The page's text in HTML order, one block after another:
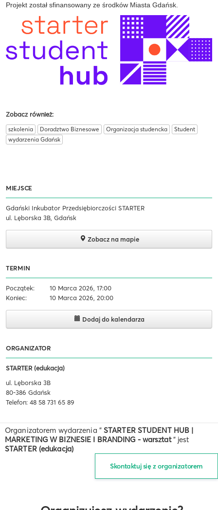
Projekt został sfinansowany ze środków Miasta Gdańsk.
Zobacz również:
szkolenia Doradztwo Biznesowe Organizacja studencka
Student
wydarzenia Gdańsk
MIEJSCE
Gdański Inkubator Przedsiębiorczości STARTER
ul. Lęborska 3B, Gdańsk
Zobacz na mapie
TERMIN
Początek:
10 Marca 2026, 17:00
Koniec:
10 Marca 2026, 20:00
Dodaj do kalendarza
ORGANIZATOR
STARTER (edukacja)
ul. Lęborska 3B
80-386 Gdańsk
Telefon: 48 58 731 65 89
Organizatorem wydarzenia " STARTER STUDENT HUB |
MARKETING W BIZNESIE I BRANDING - warsztat" jest
STARTER (edukacja)
Skontaktuj się z organizatorem